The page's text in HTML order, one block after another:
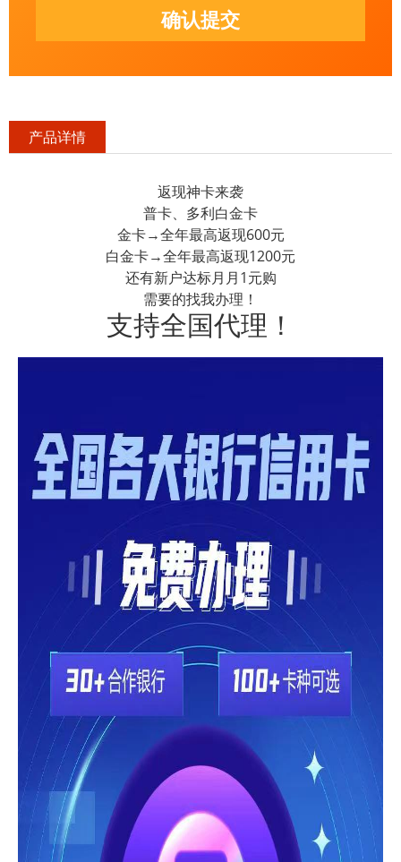
产品详情
返现神卡来袭
普卡、多利白金卡
金卡→全年最高返现600元
白金卡→全年最高返现1200元
还有新户达标月月1元购
需要的找我办理！
支持全国代理！